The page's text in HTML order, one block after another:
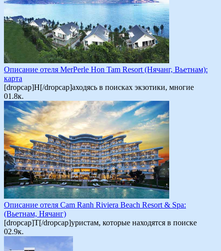
Описание отеля MerPerle Hon Tam Resort (Нячанг, Вьетнам):
карта
[dropcap]Н[/dropcap]аходясь в поисках экзотики, многие
01.8к.
Описание отеля Cam Ranh Riviera Beach Resort & Spa:
(Вьетнам, Нячанг)
[dropcap]Т[/dropcap]уристам, которые находятся в поиске
02.9к.